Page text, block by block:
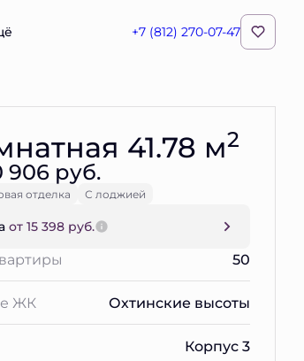
+7 (812) 270-07-47
Забронировать
41.78 м2
906 руб.
отделка С лоджией
от 15 398 руб.
50
ЖК Охтинские высоты
Корпус 3